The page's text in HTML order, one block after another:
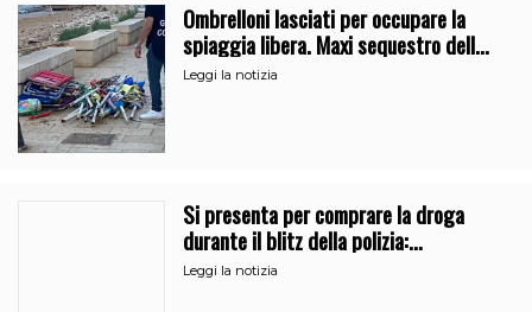
Ombrelloni lasciati per occupare la
spiaggia libera. Maxi sequestro della
Guardia Costiera
Leggi la notizia
Si presenta per comprare la droga
durante il blitz della polizia:
denunciati due pusher a Catania
Leggi la notizia